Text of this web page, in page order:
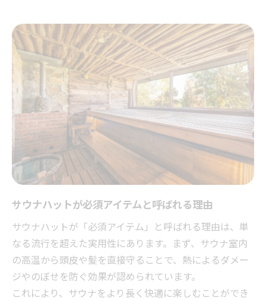
サウナハットが必須アイテムと呼ばれる理由
サウナハットが「必須アイテム」と呼ばれる理由は、単
なる流行を超えた実用性にあります。まず、サウナ室内
の高温から頭皮や髪を直接守ることで、熱によるダメー
ジやのぼせを防ぐ効果が認められています。
これにより、サウナをより長く快適に楽しむことができ